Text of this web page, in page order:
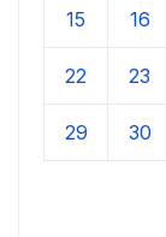
15 16
22 23
29 30